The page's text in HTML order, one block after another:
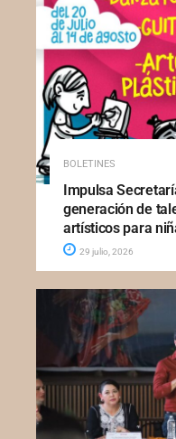
BOLETINES
Impulsa
generación de
artísticos para
29 julio, 2026